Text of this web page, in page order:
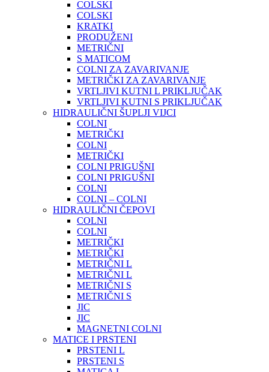
COLSKI
COLSKI
KRATKI
PRODUŽENI
METRIČNI
S MATICOM
COLNI ZA ZAVARIVANJE
METRIČKI ZA ZAVARIVANJE
VRTLJIVI KUTNI L PRIKLJUČAK
VRTLJIVI KUTNI S PRIKLJUČAK
HIDRAULIČNI ŠUPLJI VIJCI
COLNI
METRIČKI
COLNI
METRIČKI
COLNI PRIGUŠNI
COLNI PRIGUŠNI
COLNI
COLNI – COLNI
HIDRAULIČNI ČEPOVI
COLNI
COLNI
METRIČKI
METRIČKI
METRIČNI L
METRIČNI L
METRIČNI S
METRIČNI S
JIC
JIC
MAGNETNI COLNI
MATICE I PRSTENI
PRSTENI L
PRSTENI S